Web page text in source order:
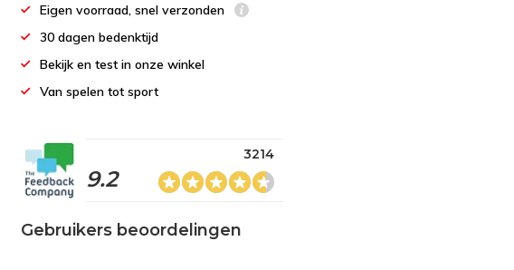
Eigen voorraad, snel verzonden
30 dagen bedenktijd
Bekijk en test in onze winkel
Van spelen tot sport
9.2
3214
Gebruikers beoordelingen